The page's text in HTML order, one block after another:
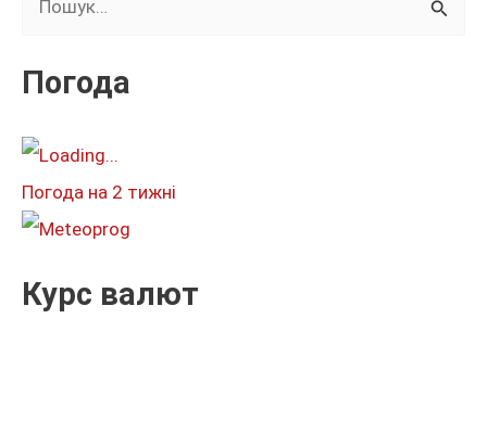
к
т
:
Погода
Погода на 2 тижні
Курс валют